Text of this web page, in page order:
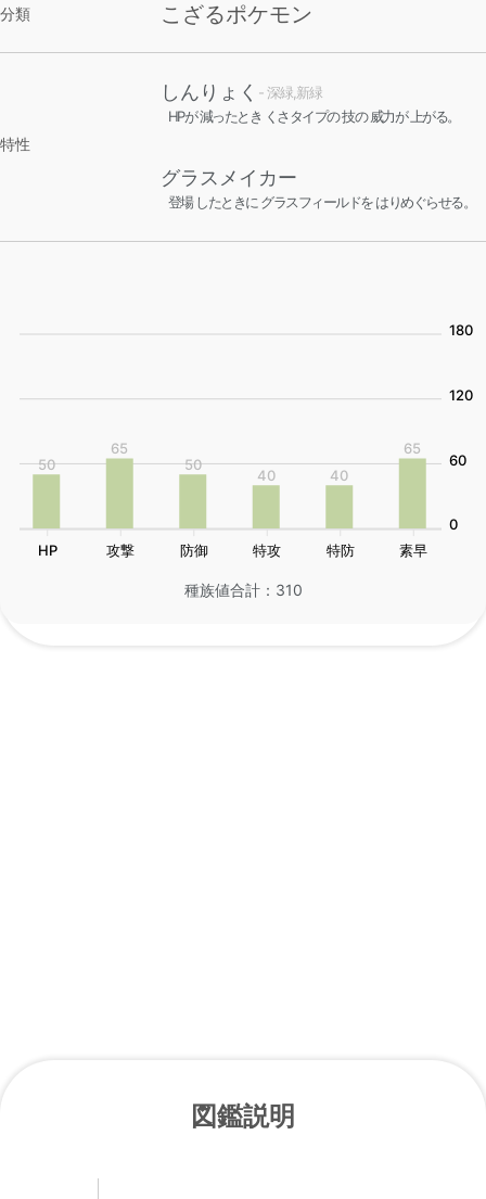
分類 こざるポケモン
特性
しんりょく - 深緑,新緑
HPが 減ったとき くさタイプの 技の 威力が 上がる。
グラスメイカー
登場 したときに グラスフィールドを はりめぐらせる。
HP 攻撃 防御 特攻 特防 素早
50
65
50
40 40
65
180
120
60
0
種族値合計：310
図鑑説明